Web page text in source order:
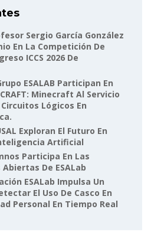
Sergio García González
En La Competición De
ICCS 2026 De
ESALAB Participan En
Minecraft Al Servicio
Lógicos En
Exploran El Futuro En
Artificial
Participa En Las
De ESALab
ESALab Impulsa Un
El Uso De Casco En
Personal En Tiempo Real